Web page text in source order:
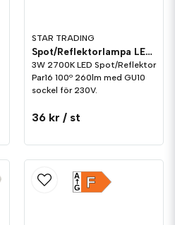
STAR TRADING
Spot/Reflektorlampa LED 260lm GU10 2700K
3W 2700K LED Spot/Reflektor
Par16 100º 260lm med GU10
sockel för 230V.
36 kr / st
F
A
G